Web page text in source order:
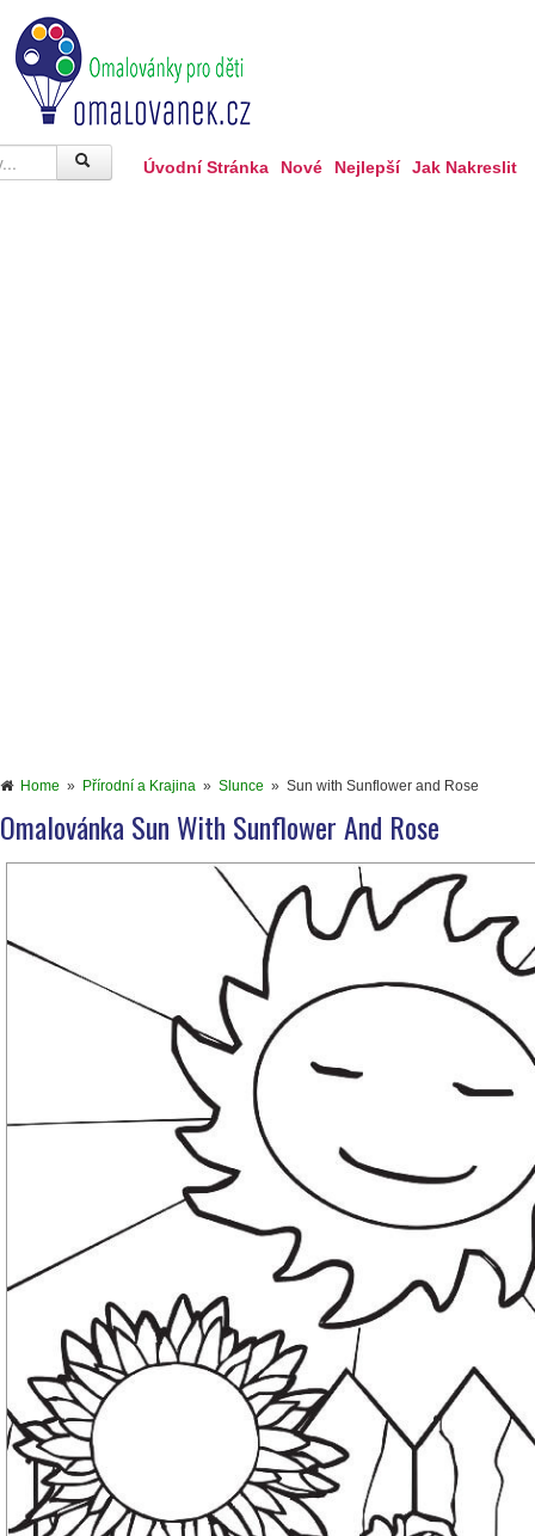
Úvodní Stránka Nové Nejlepší Jak Nakreslit
Home » Přírodní a Krajina » Slunce » Sun with Sunflower and Rose
Omalovánka Sun With Sunflower And Rose